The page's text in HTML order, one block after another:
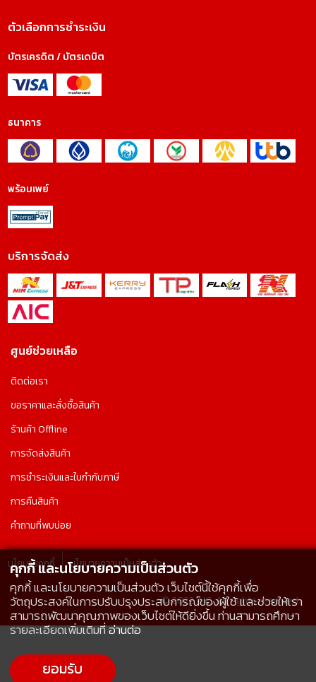
ตัวเลือกการชำระเงิน
บัตรเครดิต / บัตรเดบิต
ธนาคาร
พร้อมเพย์
บริการจัดส่ง
ศูนย์ช่วยเหลือ
ติดต่อเรา
ขอราคาและสั่งซื้อสินค้า
ร้านค้า Offline
การจัดส่งสินค้า
การชำระเงินและใบกำกับภาษี
การคืนสินค้า
คำถามที่พบบ่อย
นโยบายคุกกี้ นโยบายความเป็นส่วนตัว
© 2022 AIC, All rights reserved.
คุกกี้ และนโยบายความเป็นส่วนตัว
คุกกี้ และนโยบายความเป็นส่วนตัว เว็บไซต์นี้ใช้คุกกี้เพื่อ
วัตถุประสงค์ในการปรับปรุงประสบการณ์ของผู้ใช้ และช่วยให้เรา
สามารถพัฒนาคุณภาพของเว็บไซต์ให้ดียิ่งขึ้น ท่านสามารถศึกษา
รายละเอียดเพิ่มเติมที่อ่านต่อ
ยอมรับ